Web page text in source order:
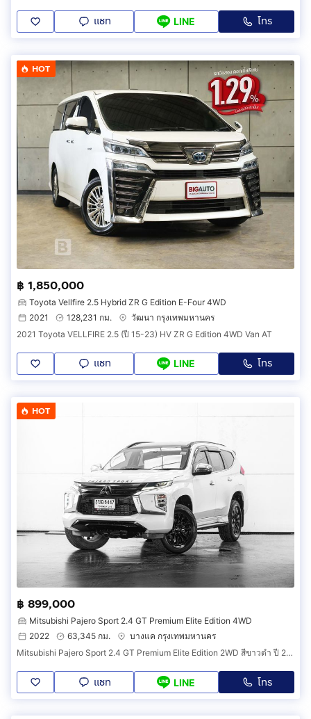
แชท LINE โทร
HOT
฿ 1,850,000
Toyota Vellfire 2.5 Hybrid ZR G Edition E-Four 4WD
2021
128,231 กม.
วัฒนา กรุงเทพมหานคร
2021 Toyota VELLFIRE 2.5 (ปี 15-23) HV ZR G Edition 4WD Van AT
แชท LINE โทร
HOT
฿ 899,000
Mitsubishi Pajero Sport 2.4 GT Premium Elite Edition 4WD
2022
63,345 กม.
บางแค กรุงเทพมหานคร
Mitsubishi Pajero Sport 2.4 GT Premium Elite Edition 2WD สีขาวดำ ปี 2022 (รหัส 114V15)
แชท LINE โทร